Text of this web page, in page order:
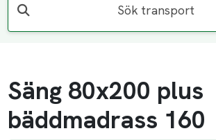
Sök transport
Säng 80x200 plus
bäddmadrass 160